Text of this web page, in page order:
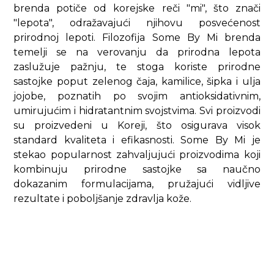
brenda potiče od korejske reči "mi", što znači
"lepota", odražavajući njihovu posvećenost
prirodnoj lepoti. Filozofija Some By Mi brenda
temelji se na verovanju da prirodna lepota
zaslužuje pažnju, te stoga koriste prirodne
sastojke poput zelenog čaja, kamilice, šipka i ulja
jojobe, poznatih po svojim antioksidativnim,
umirujućim i hidratantnim svojstvima. Svi proizvodi
su proizvedeni u Koreji, što osigurava visok
standard kvaliteta i efikasnosti. Some By Mi je
stekao popularnost zahvaljujući proizvodima koji
kombinuju prirodne sastojke sa naučno
dokazanim formulacijama, pružajući vidljive
rezultate i poboljšanje zdravlja kože.